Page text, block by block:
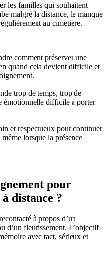
les familles qui souhaitent
malgré la distance, le manque
au cimetière.
comment préserver une
quand cela devient difficile et
trop de temps, trop de
émotionnelle difficile à porter
et respectueux pour continuer
lorsque la présence
pour
distance ?
à propos d’un
d’un fleurissement. L’objectif
avec tact, sérieux et